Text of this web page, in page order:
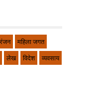
महिला जगत
लेख विदेश
व्यवसाय